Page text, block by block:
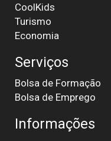
CoolKids
Turismo
Economia
Serviços
Bolsa de Formação
Bolsa de Emprego
Informações